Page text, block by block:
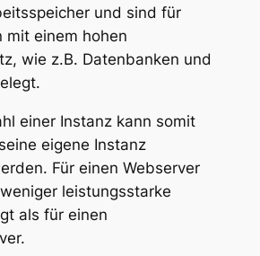
und sind für
mit einem hohen
wie z.B. Datenbanken und
einer Instanz kann somit
eigene Instanz
Für einen Webserver
leistungsstarke
als für einen